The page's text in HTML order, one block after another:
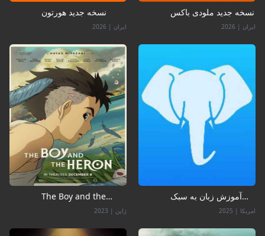
نسخه جدید ملودی باکس
ایران |
2026
نسخه جدید هورتون
ایران |
2026
آموزش زبان به سبک
امریکا |
2025
The Boy and the
ژاپن |
2023